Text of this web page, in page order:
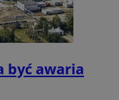
być awaria